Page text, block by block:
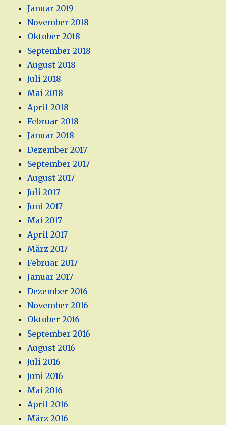
Januar 2019
November 2018
Oktober 2018
September 2018
August 2018
Juli 2018
Mai 2018
April 2018
Februar 2018
Januar 2018
Dezember 2017
September 2017
August 2017
Juli 2017
Juni 2017
Mai 2017
April 2017
März 2017
Februar 2017
Januar 2017
Dezember 2016
November 2016
Oktober 2016
September 2016
August 2016
Juli 2016
Juni 2016
Mai 2016
April 2016
März 2016